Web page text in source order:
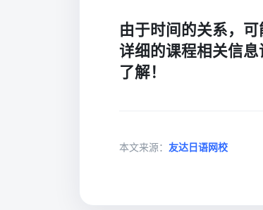
由于时间的关系，
详细的课程相关信
了解！
本文来源： 友达日语网校